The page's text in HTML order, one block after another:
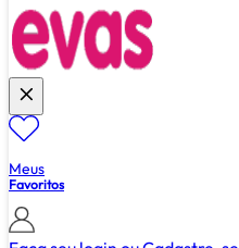
Meus
Favoritos